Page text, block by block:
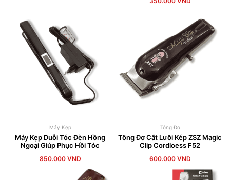
Máy Kẹp
Máy Kẹp Duỗi Tóc Đèn Hồng
Ngoại Giúp Phục Hồi Tóc
850.000 VND
Tông Đơ
Tông Đơ Cắt Lưỡi Kép ZSZ Magic
Clip Cordloess F52
600.000 VND